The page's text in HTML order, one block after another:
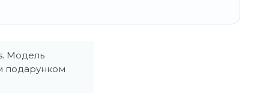
Модель
подарунком